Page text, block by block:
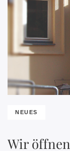
NEUES
Wir